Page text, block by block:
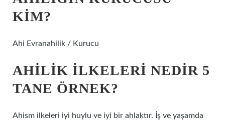
KIM?
Ahi Evranahilik / Kurucu
AHILIK ILKELERI NEDIR 5
TANE ÖRNEK?
Ahism ilkeleri iyi huylu ve iyi bir ahlaktır. İş ve yaşamda